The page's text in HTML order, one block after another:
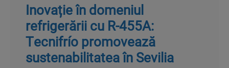
Inovație în domeniul
refrigerării cu R-455A:
Tecnifrío promovează
sustenabilitatea în Sevilia